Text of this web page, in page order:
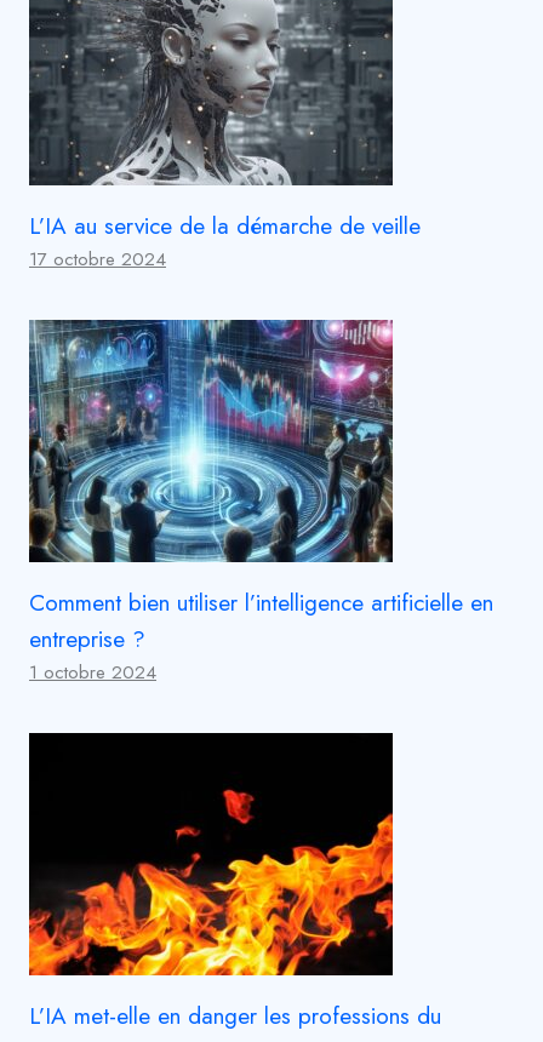
L’IA au service de la démarche de veille
17 octobre 2024
Comment bien utiliser l’intelligence artificielle en
entreprise ?
1 octobre 2024
L’IA met-elle en danger les professions du